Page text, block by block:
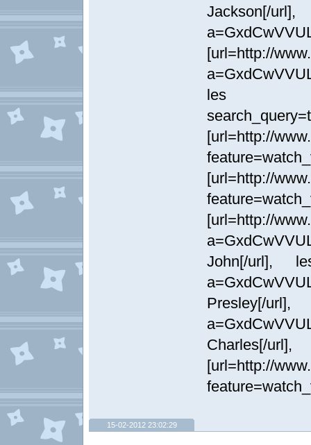
Jackson[/
[url=http://
les
[url=http://
[url=http://
[url=http://
John[/url],
Presley[/url],
[url=http://
15-02-2012 23:02:29